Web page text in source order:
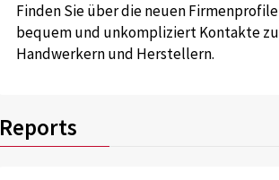
Finden Sie über die neuen Firmenprofile
bequem und unkompliziert Kontakte zu
Handwerkern und Herstellern.
Reports